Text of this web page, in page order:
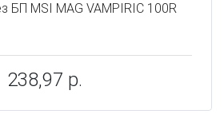
БП MSI MAG VAMPIRIC 100R
238,97 р.